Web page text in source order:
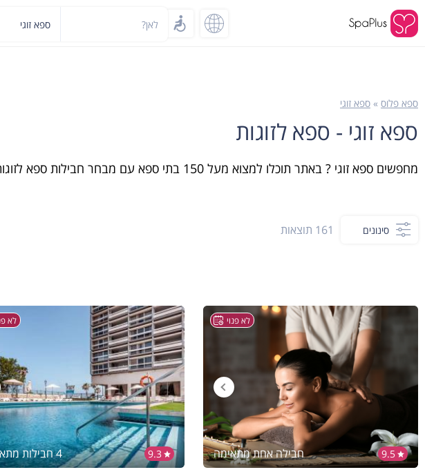
לאן?
ספא פלוס » ספא זוגי
ספא זוגי - ספא לזוגות
מחפשים ספא זוגי ? באתר תוכלו למצוא מעל 150 בתי ספא עם מבחר חבילות ספא לזוגות הכוללים בדיוק את מה שאתם רוצים ועכשיו בהזמנת אונליין
סינונים 161 תוצאות
לא פנוי
9.5 חבילה אחת מתאימה
לא
9.3 4 חבילות מתאימות